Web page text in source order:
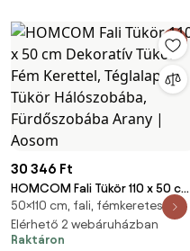
30 346 Ft
HOMCOM Fali Tükör 110 x 50 cm
Dekoratív Tükör Fém Kerettel,
Téglalap Tükör Hálószobába,
Fürdőszobába Arany | Aosom
50×110 cm, fali, fémkeretes
Elérhető 2 webáruházban
Raktáron